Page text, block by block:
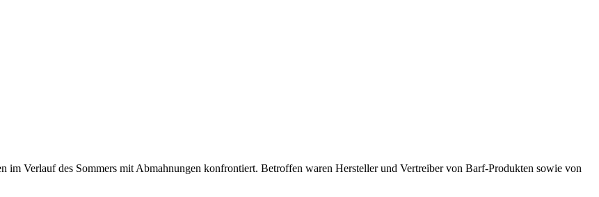
im Verlauf des Sommers mit Abmahnungen konfrontiert. Betroffen waren Hersteller und Vertreiber von Barf-Produkten sowie von